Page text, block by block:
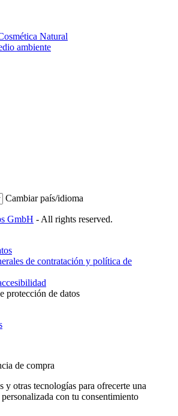
Natural
ambiente
Cambiar país/idioma
GmbH - All rights reserved.
de contratación y política de
protección de datos
de compra
y otras tecnologías para ofrecerte una
con tu consentimiento